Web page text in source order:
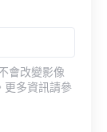
會改變影像
更多資訊請參